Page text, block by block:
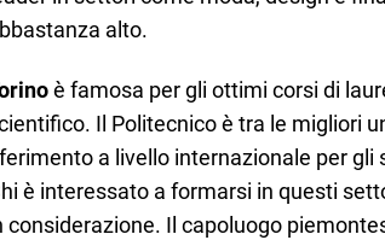
alto.
è famosa per gli ottimi corsi di
Il Politecnico è tra le migliori
a livello internazionale per
è interessato a formarsi in questi
considerazione. Il capoluogo